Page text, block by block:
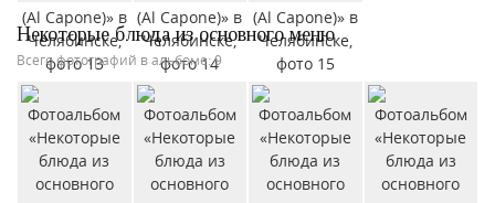
Некоторые блюда из основного меню
Всего фотографий в альбоме: 9